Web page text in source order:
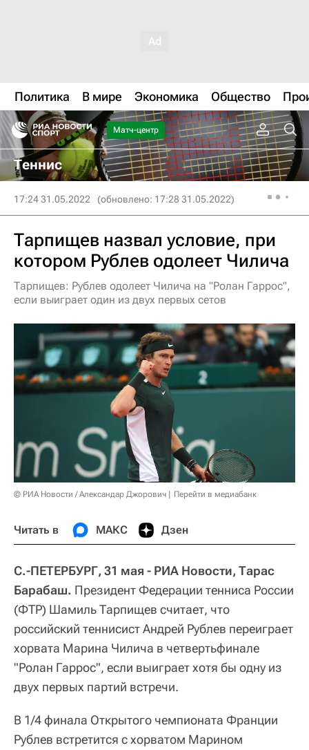
Политика В мире Экономика Общество
Матч-центр
Теннис
17:24 31.05.2022 (обновлено: 17:28 31.05.2022)
Тарпищев назвал условие, при
котором Рублев одолеет Чилича
Тарпищев: Рублев одолеет Чилича на "Ролан Гаррос",
если выиграет один из двух первых сетов
© РИА Новости / Александар Джорович Перейти в медиабанк
Читать в МАКС Дзен
С.-ПЕТЕРБУРГ, 31 мая - РИА Новости, Тарас
Барабаш. Президент Федерации тенниса России
(ФТР) Шамиль Тарпищев считает, что
российский теннисист Андрей Рублев переиграет
хорвата Марина Чилича в четвертьфинале
"Ролан Гаррос", если выиграет хотя бы одну из
двух первых партий встречи.
В 1/4 финала Открытого чемпионата Франции
Рублев встретится с хорватом Марином